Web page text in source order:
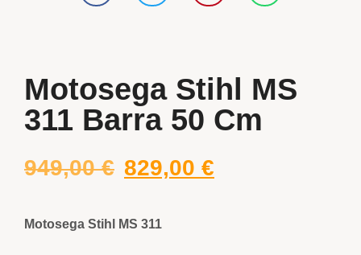
Motosega Stihl MS
311 Barra 50 Cm
949,00€ 829,00 €
Motosega Stihl MS 311